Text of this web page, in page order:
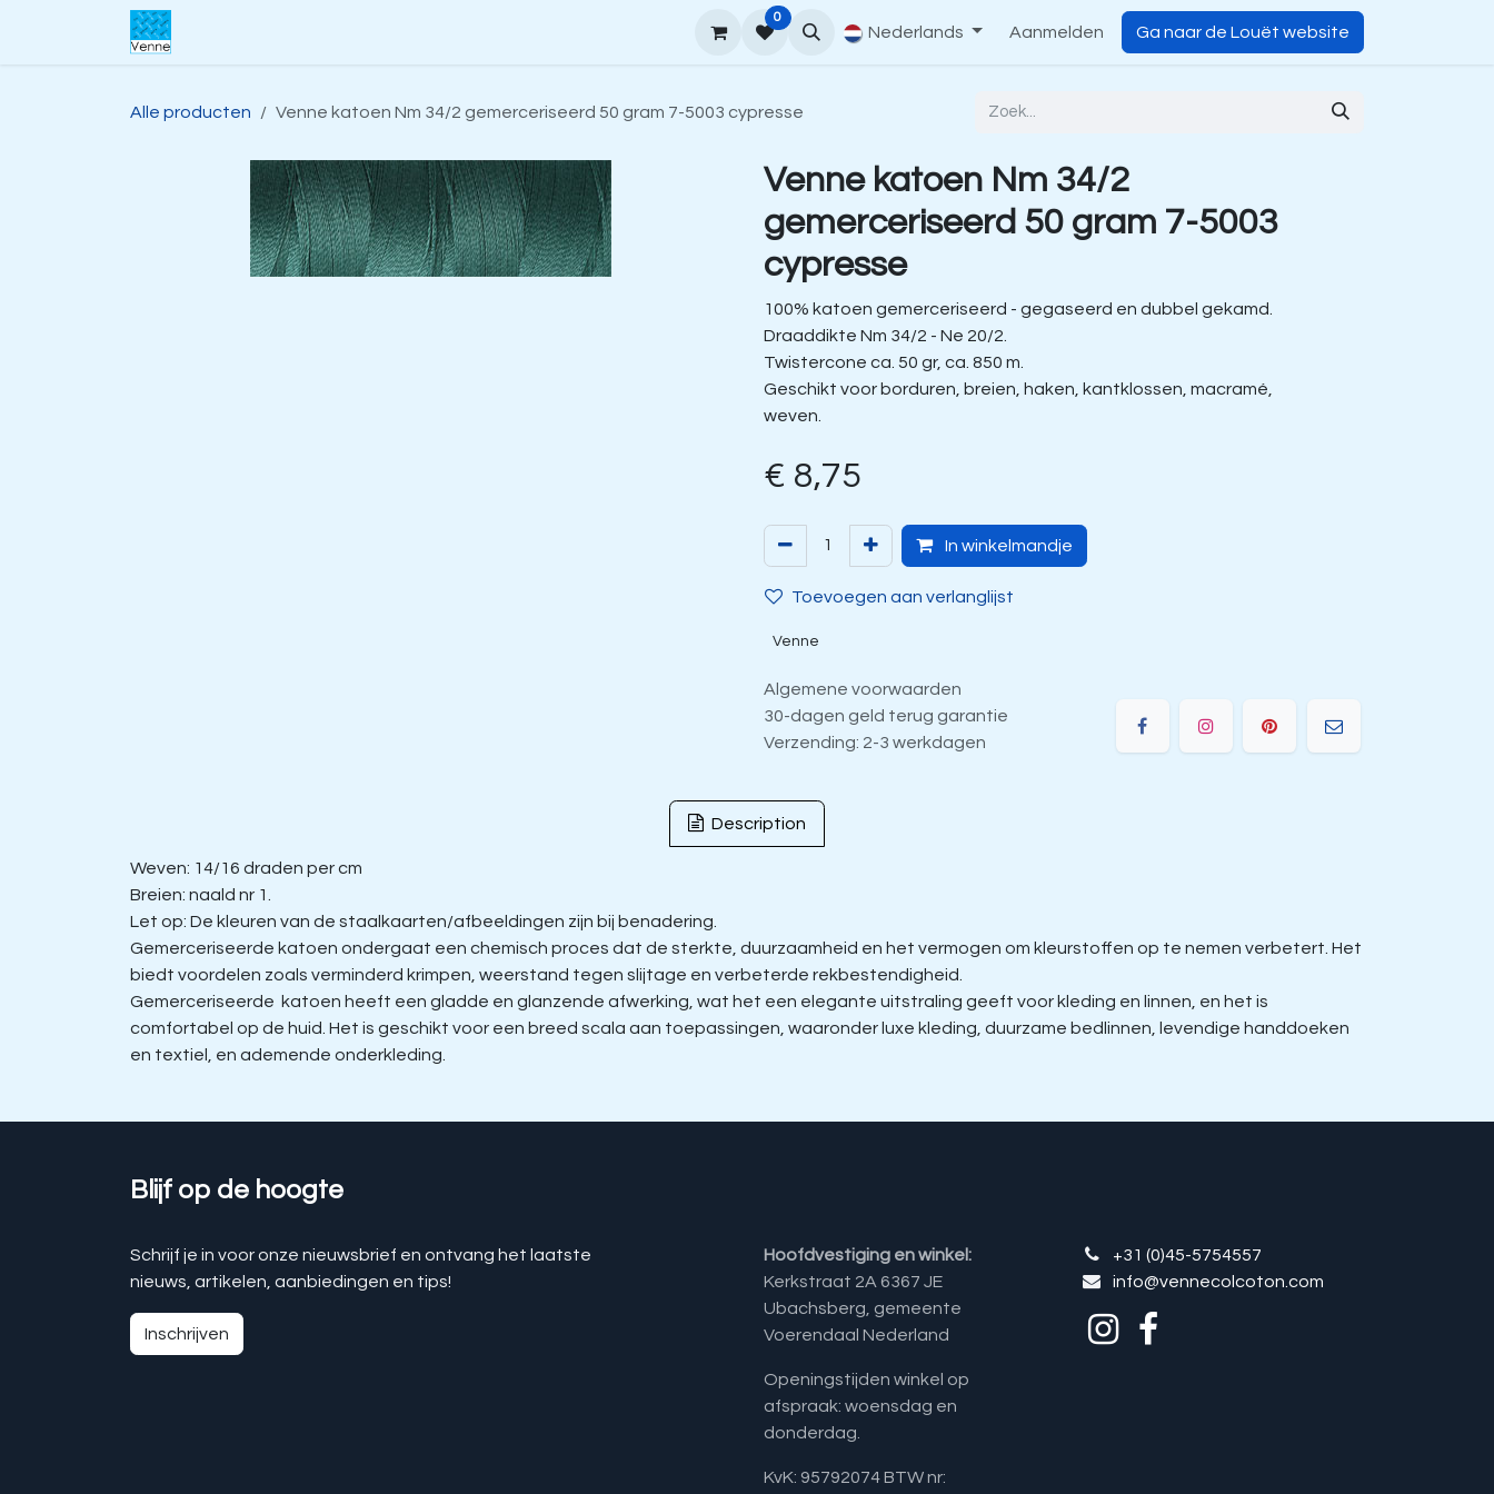
Overslaan naar inhoud
Hoe te bestellen Contact
0
Nederlands Aanmelden Ga naar de Louët website
Alle producten Venne katoen Nm 34/2 gemerceriseerd 50 gram 7-5003 cypresse
Venne katoen Nm 34/2
gemerceriseerd 50 gram 7-5003
cypresse
100% katoen gemerceriseerd - gegaseerd en dubbel gekamd.
Draaddikte Nm 34/2 - Ne 20/2.
Twistercone ca. 50 gr, ca. 850 m.
Geschikt voor borduren, breien, haken, kantklossen, macramé,
weven.
€ 8,75
In winkelmandje
Toevoegen aan verlanglijst
Venne
Algemene voorwaarden
30-dagen geld terug garantie
Verzending: 2-3 werkdagen
Description
Weven: 14/16 draden per cm
Breien: naald nr 1.
Let op: De kleuren van de staalkaarten/afbeeldingen zijn bij benadering.
Gemerceriseerde katoen ondergaat een chemisch proces dat de sterkte, duurzaamheid en het vermogen om kleurstoffen op te nemen verbetert. Het
biedt voordelen zoals verminderd krimpen, weerstand tegen slijtage en verbeterde rekbestendigheid.
Gemerceriseerde katoen heeft een gladde en glanzende afwerking, wat het een elegante uitstraling geeft voor kleding en linnen, en het is
comfortabel op de huid. Het is geschikt voor een breed scala aan toepassingen, waaronder luxe kleding, duurzame bedlinnen, levendige handdoeken
en textiel, en ademende onderkleding.
Blijf op de hoogte
Schrijf je in voor onze nieuwsbrief en ontvang het laatste
nieuws, artikelen, aanbiedingen en tips!
Inschrijven
Hoofdvestiging en winkel:
Kerkstraat 2A 6367 JE
Ubachsberg, gemeente
Voerendaal Nederland
Openingstijden winkel op
afspraak: woensdag en
donderdag.
KvK: 95792074 BTW nr:
+31 (0)45-5754557
info@vennecolcoton.com